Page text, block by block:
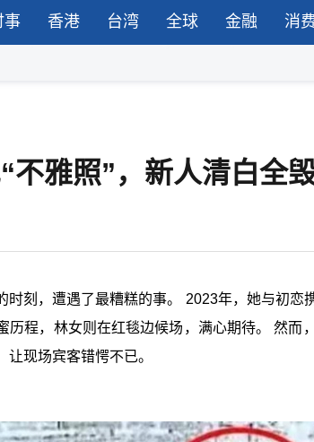
事 香港 台湾 全球 金融 消
不雅照”，新人清白全
时刻，遭遇了最糟糕的事。 2023年，她与初
历程，林女则在红毯边候场，满心期待。 然而
现场宾客错愕不已。